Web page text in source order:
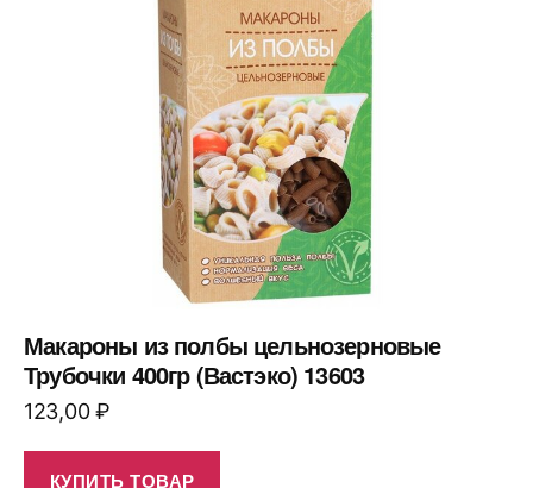
Макароны из полбы цельнозерновые
Трубочки 400гр (Вастэко) 13603
123,00₽
КУПИТЬ ТОВАР